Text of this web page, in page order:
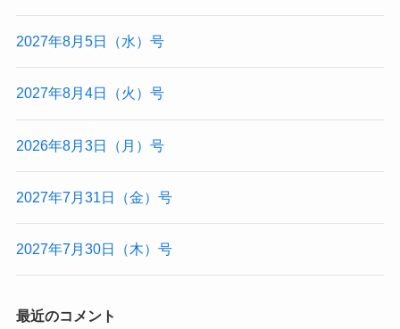
2027年8月5日（水）号
2027年8月4日（火）号
2026年8月3日（月）号
2027年7月31日（金）号
2027年7月30日（木）号
最近のコメント